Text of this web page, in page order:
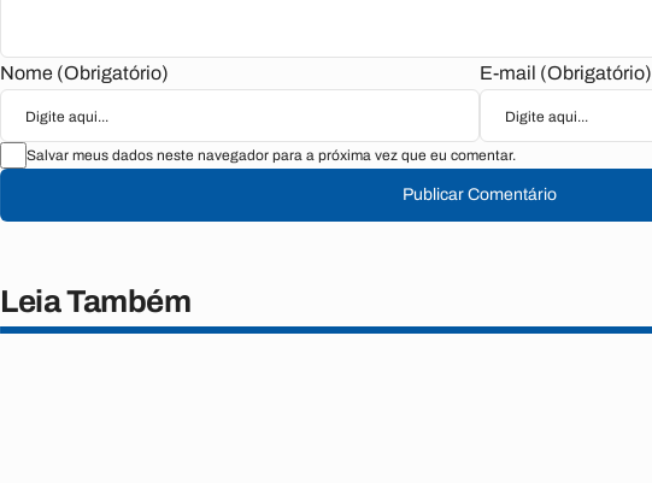
Nome (Obrigatório) E-mail (Obrigatório)
Salvar meus dados neste navegador para a próxima vez que eu comentar.
Publicar Comentário
Leia Também